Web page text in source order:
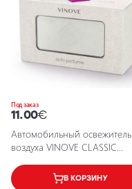
Под заказ
11.00€
Автомобильный освежитель
воздуха VINOVE CLASSIC
В КОРЗИНУ